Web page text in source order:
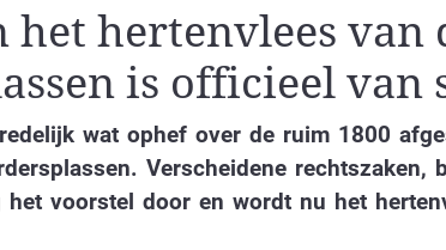
het hertenvlees van
is officieel van
wat ophef over de ruim 1800
Verscheidene rechtszaken,
voorstel door en wordt nu het